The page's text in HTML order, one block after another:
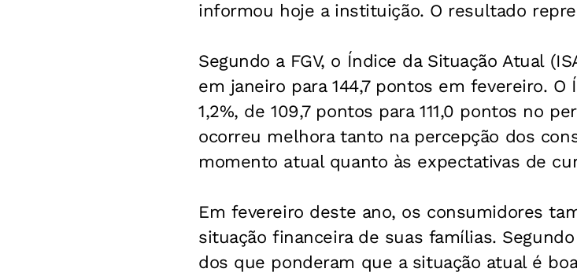
informou hoje a instituição. O resultado
Segundo a FGV, o Índice da Situação Atual
em janeiro para 144,7 pontos em fevereiro.
1,2%, de 109,7 pontos para 111,0 pontos no
ocorreu melhora tanto na percepção dos
momento atual quanto às expectativas de
Em fevereiro deste ano, os consumidores
situação financeira de suas famílias.
dos que ponderam que a situação atual é